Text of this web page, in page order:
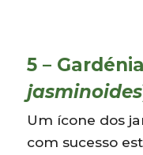
5 –
jasminoides
Um ícone dos
com sucesso